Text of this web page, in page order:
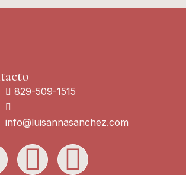
829-509-1515
info@luisannasanchez.com
I
Y